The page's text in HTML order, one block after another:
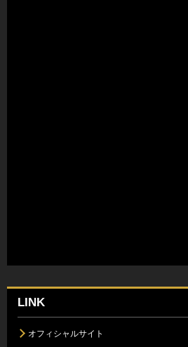
LINK
オフィシャルサイト